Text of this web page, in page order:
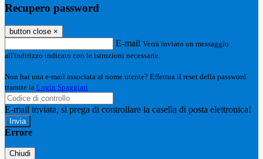
Recupero password
button close ×
E-mail Verrà inviato un messaggio
all'indirizzo indicato con le istruzioni necessarie.
Non hai una e-mail associata al nome utente? Effettua il reset della password
tramite la Login Spaggiari
E-mail inviata, si prega di controllare la casella di posta elettronica!
Errore
Chiudi